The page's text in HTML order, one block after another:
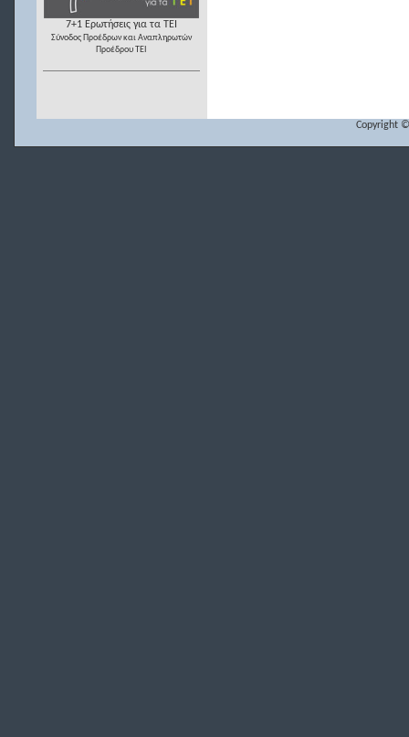
7+1 Ερωτήσεις για τα ΤΕΙ
Σύνοδος Προέδρων και Αναπληρωτών
Προέδρου ΤΕΙ
Copyright